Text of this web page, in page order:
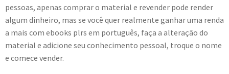
pessoas, apenas comprar o material e revender pode render
algum dinheiro, mas se você quer realmente ganhar uma renda
a mais com ebooks plrs em português, faça a alteração do
material e adicione seu conhecimento pessoal, troque o nome
e comece vender.